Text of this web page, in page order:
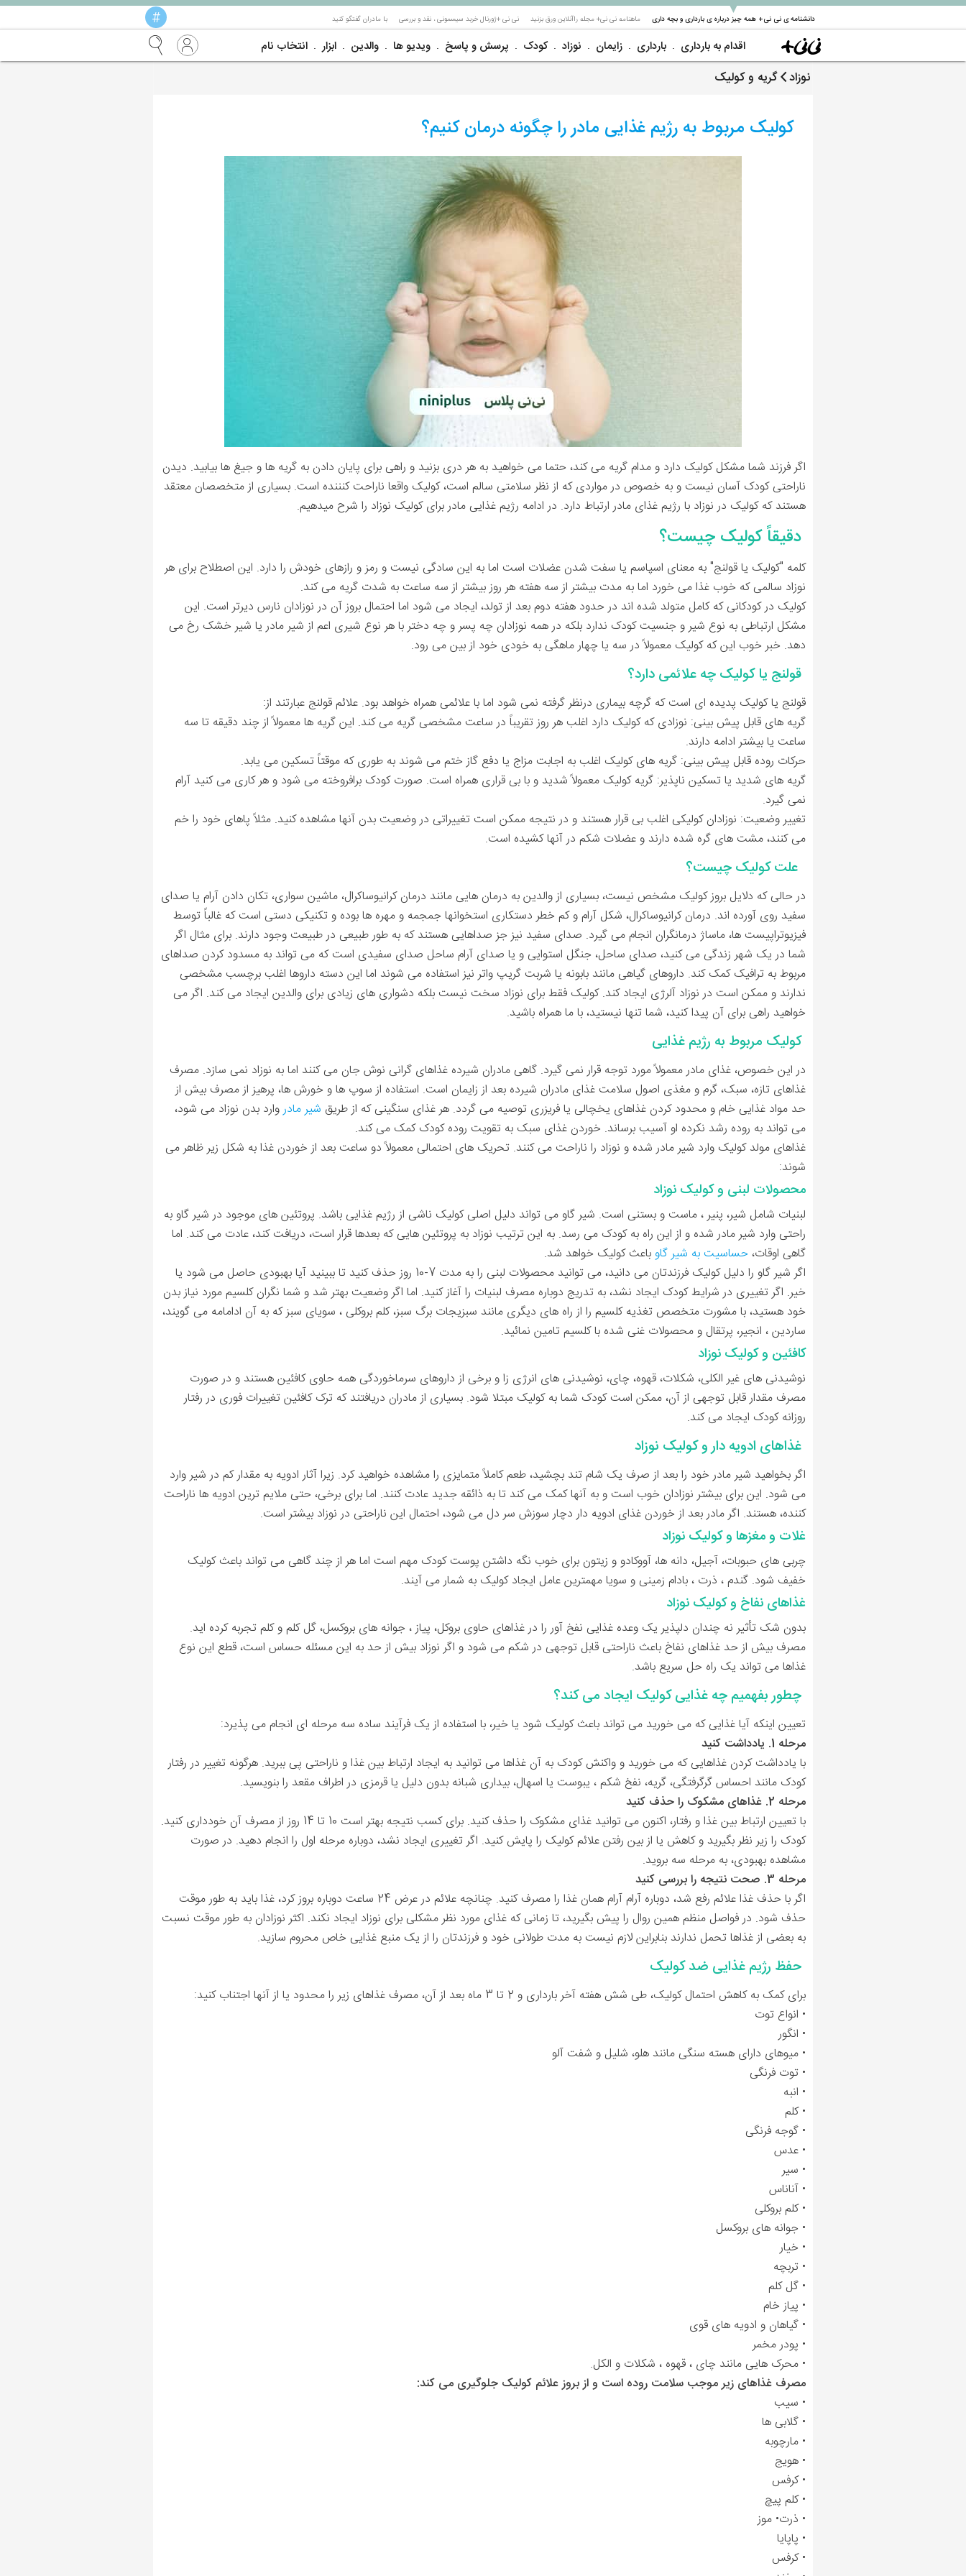
دانشنامه ی نی نی+ همه چیز درباره ی بارداری و بچه داری
▼ ماهنامه نی نی+ مجله راآنلاین ورق بزنید نی نی +ژورنال خربد سیسمونی ، نقد و بررسی با مادران گفتگو کنید #
اقدام به بارداری بارداری زایمان نوزاد کودک پرسش و پاسخ ویدیو ها والدین ابزار انتخاب نام
نوزاد گریه و کولیک
کولیک مربوط به رژیم غذایی مادر را چگونه درمان کنیم؟
اگر فرزند شما مشکل کولیک دارد و مدام گریه می کند، حتما می خواهید به هر دری بزنید و راهی برای پایان دادن به گریه ها و جیغ ها بیابید. دیدن
ناراحتی کودک آسان نیست و به خصوص در مواردی که از نظر سلامتی سالم است، کولیک واقعا ناراحت کنننده است. بسیاری از متخصصان معتقد
هستند که کولیک در نوزاد با رژیم غذای مادر ارتباط دارد. در ادامه رژیم غذایی مادر برای کولیک نوزاد را شرح میدهیم.
دقیقاً کولیک چیست؟
کلمه "کولیک یا قولنج" به معنای اسپاسم یا سفت شدن عضلات است اما به این سادگی نیست و رمز و رازهای خودش را دارد. این اصطلاح برای هر
نوزاد سالمی که خوب غذا می خورد اما به مدت بیشتر از سه هفته هر روز بیشتر از سه ساعت به شدت گریه می کند.
کولیک در کودکانی که کامل متولد شده اند در حدود هفته دوم بعد از تولد، ایجاد می شود اما احتمال بروز آن در نوزادان نارس دیرتر است. این
مشکل ارتباطی به نوع شیر و جنسیت کودک ندارد بلکه در همه نوزادان چه پسر و چه دختر با هر نوع شیری اعم از شیر مادر یا شیر خشک رخ می
دهد. خبر خوب این که کولیک معمولاً در سه یا چهار ماهگی به خودی خود از بین می رود.
قولنج یا کولیک چه علائمی دارد؟
قولنج یا کولیک پدیده ای است که گرچه بیماری درنظر گرفته نمی شود اما با علائمی همراه خواهد بود. علائم قولنج عبارتند از:
گریه های قابل پیش بینی: نوزادی که کولیک دارد اغلب هر روز تقریباً در ساعت مشخصی گریه می کند. این گریه ها معمولاً از چند دقیقه تا سه
ساعت یا بیشتر ادامه دارند.
حرکات روده قابل پیش بینی: گریه های کولیک اغلب به اجابت مزاج یا دفع گاز ختم می شوند به طوری که موقتاً تسکین می یابد.
گریه های شدید یا تسکین ناپذیر: گریه کولیک معمولاً شدید و با بی قراری همراه است. صورت کودک برافروخته می شود و هر کاری می کنید آرام
نمی گیرد.
تغییر وضعیت: نوزادان کولیکی اغلب بی قرار هستند و در نتیجه ممکن است تغییراتی در وضعیت بدن آنها مشاهده کنید. مثلاً پاهای خود را خم
می کنند، مشت های گره شده دارند و عضلات شکم در آنها کشیده است.
علت کولیک چیست؟
در حالی که دلایل بروز کولیک مشخص نیست، بسیاری از والدین به درمان هایی مانند درمان کرانيوساکرال، ماشین سواری، تکان دادن آرام یا صدای
سفید روی آورده اند. درمان کرانیوساکرال، شکل آرام و کم خطر دستکاری استخوانها جمجمه و مهره ها بوده و تکنيکی دستی است که غالباً توسط
فيزيوتراپیست ها، ماساژ درمانگران انجام می گیرد. صدای سفید نیز جز صداهایی هستند که به طور طبیعی در طبیعت وجود دارند. برای مثال اگر
شما در یک شهر زندگی می کنید، صدای ساحل، جنگل استوایی و یا صدای آرام ساحل صدای سفیدی است که می تواند به مسدود کردن صداهای
مربوط به ترافیک کمک کند. داروهای گیاهی مانند بابونه یا شربت گریپ واتر نیز استفاده می شوند اما این دسته داروها اغلب برچسب مشخصی
ندارند و ممکن است در نوزاد آلرژی ایجاد کند. کولیک فقط برای نوزاد سخت نیست بلکه دشواری های زیادی برای والدین ایجاد می کند. اگر می
خواهید راهی برای آن پیدا کنید، شما تنها نیستید، با ما همراه باشید.
کولیک مربوط به رژیم غذایی
در این خصوص، غذای مادر معمولاً مورد توجه قرار نمی گیرد. گاهی مادران شیرده غذاهای گرانی نوش جان می کنند اما به نوزاد نمی سازد. مصرف
غذاهای تازه، سبک، گرم و مغذی اصول سلامت غذای مادران شیرده بعد از زایمان است. استفاده از سوپ ها و خورش ها، پرهیز از مصرف بیش از
حد مواد غذایی خام و محدود کردن غذاهای یخچالی یا فریزری توصیه می گردد. هر غذای سنگینی که از طریق شیر مادروارد بدن نوزاد می شود،
می تواند به روده رشد نکرده او آسیب برساند. خوردن غذای سبک به تقویت روده کودک کمک می کند.
غذاهای مولد کولیک وارد شیر مادر شده و نوزاد را ناراحت می کنند. تحریک های احتمالی معمولاً دو ساعت بعد از خوردن غذا به شکل زیر ظاهر می
شوند:
محصولات لبنی و کولیک نوزاد
لبنیات شامل شیر، پنیر ، ماست و بستنی است. شیر گاو می تواند دلیل اصلی کولیک ناشی از رژیم غذایی باشد. پروتئین های موجود در شیر گاو به
راحتی وارد شیر مادر شده و از این راه به کودک می رسد. به این ترتیب نوزاد به پروتئین هایی که بعدها قرار است، دریافت کند، عادت می کند. اما
گاهی اوقات، حساسیت به شیر گاوباعث کولیک خواهد شد.
اگر شیر گاو را دلیل کولیک فرزندتان می دانید، می توانید محصولات لبنی را به مدت 7-10 روز حذف کنید تا ببینید آیا بهبودی حاصل می شود یا
خیر. اگر تغییری در شرایط کودک ایجاد نشد، به تدریج دوباره مصرف لبنیات را آغاز کنید. اما اگر وضعیت بهتر شد و شما نگران کلسیم مورد نیاز بدن
خود هستید، با مشورت متخصص تغذیه کلسیم را از راه های دیگری مانند سبزیجات برگ سبز، کلم بروکلی ، سویای سبز که به آن ادامامه می گویند،
ساردین ، انجیر، پرتقال و محصولات غنی شده با کلسیم تامین نمائید.
کافئین و کولیک نوزاد
نوشیدنی های غیر الکلی، شکلات، قهوه، چای، نوشیدنی های انرژی زا و برخی از داروهای سرماخوردگی همه حاوی کافئین هستند و در صورت
مصرف مقدار قابل توجهی از آن، ممکن است کودک شما به کولیک مبتلا شود. بسیاری از مادران دریافتند که ترک کافئین تغییرات فوری در رفتار
روزانه کودک ایجاد می کند.
غذاهای ادویه دار و کولیک نوزاد
اگر بخواهید شیر مادر خود را بعد از صرف یک شام تند بچشید، طعم کاملاً متمایزی را مشاهده خواهید کرد. زیرا آثار ادویه به مقدار کم در شیر وارد
می شود. این برای بیشتر نوزادان خوب است و به آنها کمک می کند تا به ذائقه جدید عادت کنند. اما برای برخی، حتی ملایم ترین ادویه ها ناراحت
کننده، هستند. اگر مادر بعد از خوردن غذای ادویه دار دچار سوزش سر دل می شود، احتمال این ناراحتی در نوزاد بیشتر است.
غلات و مغزها و کولیک نوزاد
چربی های حبوبات، آجیل، دانه ها، آووکادو و زیتون برای خوب نگه داشتن پوست کودک مهم است اما هر از چند گاهی می تواند باعث کولیک
خفیف شود. گندم ، ذرت ، بادام زمینی و سویا مهمترین عامل ایجاد کولیک به شمار می آیند.
غذاهای نفاخ و کولیک نوزاد
بدون شک تأثیر نه چندان دلپذیر یک وعده غذایی نفخ آور را در غذاهای حاوی بروکل، پیاز ، جوانه های بروکسل، گل کلم و کلم تجربه کرده اید.
مصرف بیش از حد غذاهای نفاخ باعث ناراحتی قابل توجهی در شکم می شود و اگر نوزاد بیش از حد به این مسئله حساس است، قطع این نوع
غذاها می تواند یک راه حل سریع باشد.
چطور بفهمیم چه غذایی کولیک ایجاد می کند؟
تعیین اینکه آیا غذایی که می خورید می تواند باعث کولیک شود یا خیر، با استفاده از یک فرآیند ساده سه مرحله ای انجام می پذیرد:
مرحله 1. یادداشت کنید
با یادداشت کردن غذاهایی که می خورید و واکنش کودک به آن غذاها می توانید به ایجاد ارتباط بین غذا و ناراحتی پی ببرید. هرگونه تغییر در رفتار
کودک مانند احساس گرگرفتگی، گریه، نفخ شکم ، یبوست یا اسهال، بیداری شبانه بدون دلیل یا قرمزی در اطراف مقعد را بنویسید.
مرحله 2. غذاهای مشکوک را حذف کنید
با تعیین ارتباط بین غذا و رفتار، اکنون می توانید غذای مشکوک را حذف کنید. برای کسب نتیجه بهتر است 10 تا 14 روز از مصرف آن خودداری کنید.
کودک را زیر نظر بگیرید و کاهش یا از بین رفتن علائم کولیک را پایش کنید. اگر تغییری ایجاد نشد، دوباره مرحله اول را انجام دهید. در صورت
مشاهده بهبودی، به مرحله سه بروید.
مرحله 3. صحت نتیجه را بررسی کنید
اگر با حذف غذا علائم رفع شد، دوباره آرام آرام همان غذا را مصرف کنید. چنانچه علائم در عرض 24 ساعت دوباره بروز کرد، غذا باید به طور موقت
حذف شود. در فواصل منظم همین روال را پیش بگیرید، تا زمانی که غذای مورد نظر مشکلی برای نوزاد ایجاد نکند. اکثر نوزادان به طور موقت نسبت
به بعضی از غذاها تحمل ندارند بنابراین لازم نیست به مدت طولانی خود و فرزندتان را از یک منبع غذایی خاص محروم سازید.
حفظ رژیم غذایی ضد کولیک
برای کمک به کاهش احتمال کولیک، طی شش هفته آخر بارداری و 2 تا 3 ماه بعد از آن، مصرف غذاهای زیر را محدود یا از آنها اجتناب کنید:
• انواع توت
• انگور
• میوهای دارای هسته سنگی مانند هلو، شلیل و شفت آلو
• توت فرنگی
• انبه
• کلم
• گوجه فرنگی
• عدس
• سیر
• آناناس
• کلم بروکلی
• جوانه های بروکسل
• خیار
• تربچه
• گل کلم
• پیاز خام
• گیاهان و ادویه های قوی
• پودر مخمر
• محرک هایی مانند چای ، قهوه ، شکلات و الکل.
مصرف غذاهای زیر موجب سلامت روده است و از بروز علائم کولیک جلوگیری می کند:
• سیب
• گلابی ها
• مارچوبه
• هویج
• کرفس
• کلم پیچ
• ذرت• موز
• پاپایا
• کرفس